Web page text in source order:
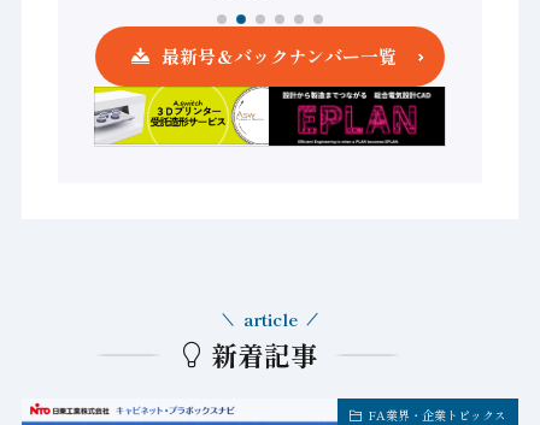
最新号＆バックナンバー一覧
新着記事
article
FA業界・企業トピックス